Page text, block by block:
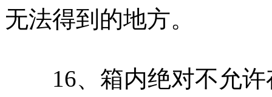
无法得到的地方。
16、箱内绝对不允许